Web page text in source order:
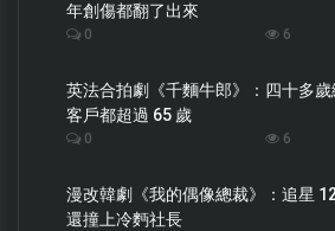
年創傷都翻了出來
0 6
英法合拍劇《千麵牛郎》：四十多歲
客戶都超過 65 歲
0 6
漫改韓劇《我的偶像總裁》：追星
還撞上冷麪社長